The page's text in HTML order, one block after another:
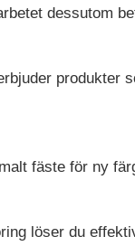
dessutom
produkter
fäste för ny
löser du